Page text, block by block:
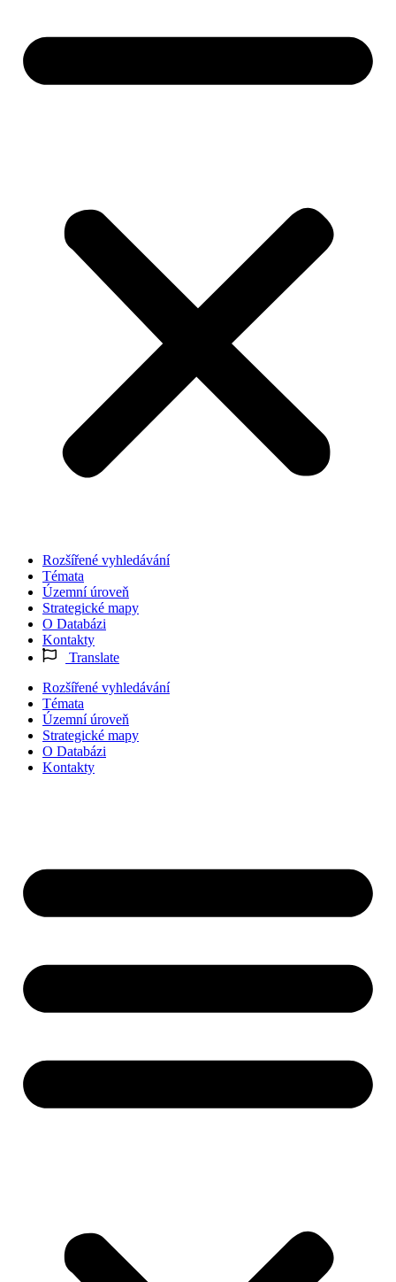
Rozšířené vyhledávání
Témata
Územní úroveň
Strategické mapy
O Databázi
Kontakty
Translate
Rozšířené vyhledávání
Témata
Územní úroveň
Strategické mapy
O Databázi
Kontakty